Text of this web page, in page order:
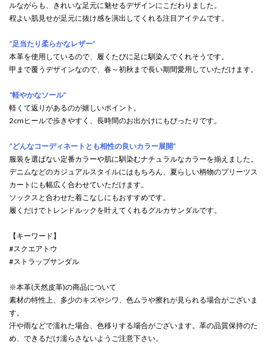
ルながらも、きれいな足元に魅せるデザインにこだわりました。
程よい肌見せが足元に抜け感を演出してくれる注目アイテムです。
“足当たり柔らかなレザー”
本革を使用しているので、履くたびに足に馴染んでくれそうです。
甲まで覆うデザインなので、春～初秋まで長い期間愛用していただけます。
“軽やかなソール”
軽くて返りがあるのが嬉しいポイント。
2cmヒールで歩きやすく、長時間のお出かけにもぴったりです。
“どんなコーディネートとも相性の良いカラー展開”
服装を選ばない定番カラーや肌に馴染むナチュラルなカラーを揃えました。
デニムなどのカジュアルスタイルにはもちろん、夏らしい柄物のプリーツス
カートにも幅広く合わせていただけます。
ソックスと合わせた着こなしにもおすすめです。
履くだけでトレンドルックを叶えてくれるグルカサンダルです。
【キーワード】
#スクエアトウ
#ストラップサンダル
※本革(天然皮革)の商品について
素材の特性上、多少のキズやシワ、色ムラや擦れが見られる場合がございま
す。
汗や雨などで濡れた場合、色移りする場合がございます。革の品質保持のた
め、できるだけ濡らさないようご注意下さい。